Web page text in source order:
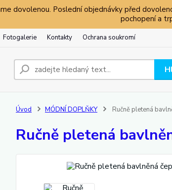
dovolenou. Poslední objednávky před
pochopení a
Fotogalerie Kontakty Ochrana soukromí
Úvod MÓDNÍ DOPLŇKY Ručně pletená
Ručně pletená